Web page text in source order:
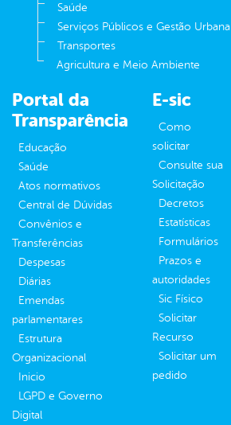
Saúde
Serviços Públicos e Gestão Urbana
Transportes
Agricultura e Meio Ambiente
Portal da
Transparência
Educação
Saúde
Atos normativos
Central de Dúvidas
Convênios e
Transferências
Despesas
Diárias
Emendas
parlamentares
Estrutura
Organizacional
Inicio
LGPD e Governo
Digital
E-sic
Como
solicitar
Consulte sua
Solicitação
Decretos
Estatísticas
Formulários
Prazos e
autoridades
Sic Físico
Solicitar
Recurso
Solicitar um
pedido